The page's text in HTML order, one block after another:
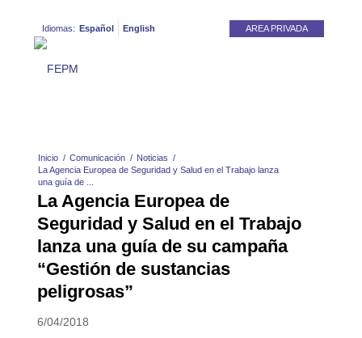
AREA PRIVADA
Idiomas: Español English
Inicio / Comunicación / Noticias
/
La Agencia Europea de Seguridad y Salud en el Trabajo lanza
una guía de ...
La Agencia Europea de
Seguridad y Salud en el Trabajo
lanza una guía de su campaña
“Gestión de sustancias
peligrosas”
6/04/2018